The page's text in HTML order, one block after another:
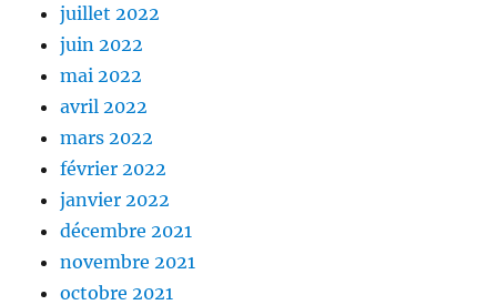
juillet 2022
juin 2022
mai 2022
avril 2022
mars 2022
février 2022
janvier 2022
décembre 2021
novembre 2021
octobre 2021